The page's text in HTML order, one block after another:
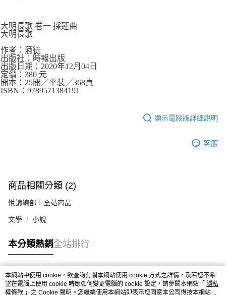
大明長歌 卷一 採蓮曲
大明長歌
作者：酒徒
出版社：時報出版
出版日期：2020年12月04日
定價：380 元
開本：25開／平裝／368頁
ISBN：9789571384191
顯示電腦版詳細說明
客服
商品相關分類 (2)
悅讀總部｜全站商品
文學 小說
本分類熱銷全站排行
熱門標籤
本網站中使用 cookie，欲查詢有關本網站使用 cookie 方式之詳情，及若您不希
望在電腦上使用 cookie 時應如何變更電腦的 cookie 設定，請參閱本網站「 隱私
權條款 」之 Cookie 聲明。您繼續使用本網站即表示您同意本公司得按本網站使